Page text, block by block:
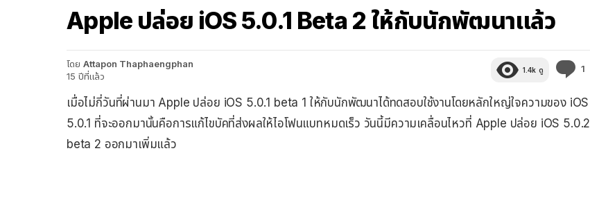
Apple ปล่อย iOS 5.0.1 Beta 2 ให้กับนักพัฒนาแล้ว
โดย Attapon Thaphaengphan
15 ปีที่แล้ว
1.4k ดู 1
เมื่อไม่กี่วันที่ผ่านมา Apple ปล่อย iOS 5.0.1 beta 1 ให้กับนักพัฒนาได้ทดสอบใช้งานโดยหลักใหญ่ใจความของ iOS
5.0.1 ที่จะออกมานั้นคือการแก้ไขบัคที่ส่งผลให้ไอโฟนแบทหมดเร็ว วันนี้มีความเคลื่อนไหวที่ Apple ปล่อย iOS 5.0.2
beta 2 ออกมาเพิ่มแล้ว